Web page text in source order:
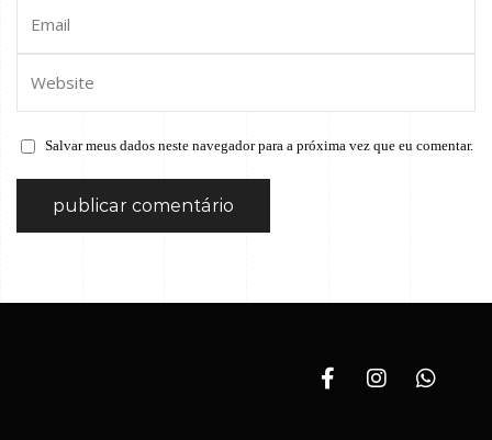
Salvar meus dados neste navegador para a próxima vez que eu comentar.